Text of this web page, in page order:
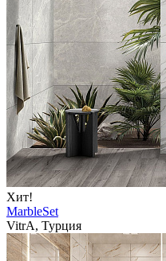
Хит!
MarbleSet
VitrA, Турция